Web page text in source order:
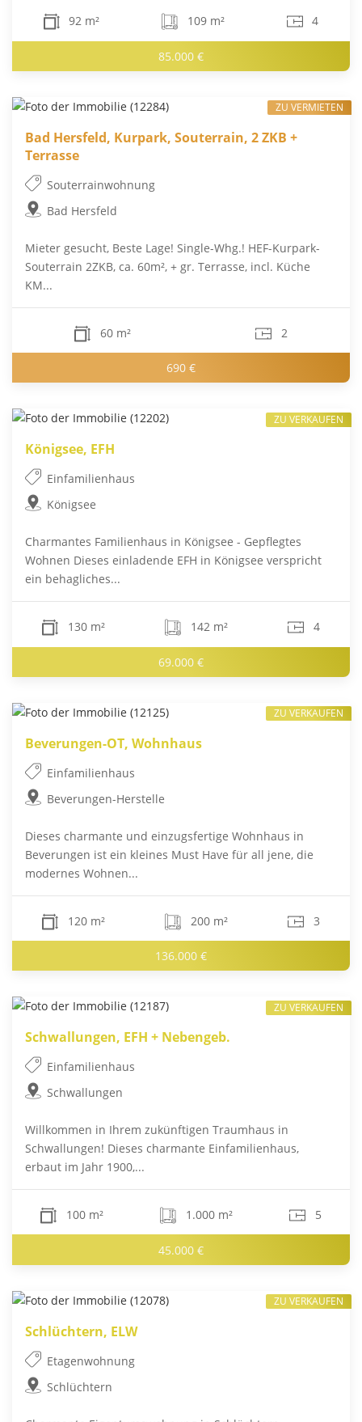
92 m² 109 m² 4
85.000 €
Bad Hersfeld, Kurpark, Souterrain, 2 ZKB +
Terrasse
Souterrainwohnung
Bad Hersfeld
Mieter gesucht, Beste Lage! Single-Whg.! HEF-Kurpark-
Souterrain 2ZKB, ca. 60m², + gr. Terrasse, incl. Küche
KM...
60 m² 2
690 €
ZU VERMIETEN
Königsee, EFH
Einfamilienhaus
Königsee
Charmantes Familienhaus in Königsee - Gepflegtes
Wohnen Dieses einladende EFH in Königsee verspricht
ein behagliches...
130 m² 142 m² 4
69.000 €
ZU VERKAUFEN
Beverungen-OT, Wohnhaus
Einfamilienhaus
Beverungen-Herstelle
Dieses charmante und einzugsfertige Wohnhaus in
Beverungen ist ein kleines Must Have für all jene, die
modernes Wohnen...
120 m² 200 m² 3
136.000 €
ZU VERKAUFEN
Schwallungen, EFH + Nebengeb.
Einfamilienhaus
Schwallungen
Willkommen in Ihrem zukünftigen Traumhaus in
Schwallungen! Dieses charmante Einfamilienhaus,
erbaut im Jahr 1900,...
100 m² 1.000 m² 5
45.000 €
ZU VERKAUFEN
Schlüchtern, ELW
Etagenwohnung
Schlüchtern
ZU VERKAUFEN